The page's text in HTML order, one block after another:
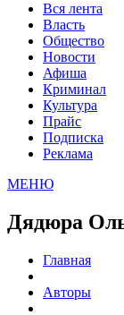
Вся лента
Власть
Общество
Новости
Афиша
Криминал
Культура
Прайс
Подписка
Реклама
МЕНЮ
Дядюра
Главная
Авторы